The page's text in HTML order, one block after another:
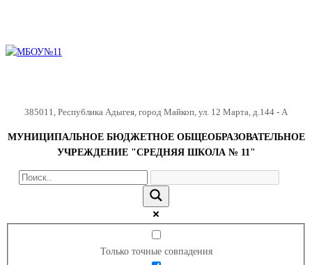
385011, Республика Адыгея, город Майкоп, ул. 12 Марта, д.144 - А
МУНИЦИПАЛЬНОЕ БЮДЖЕТНОЕ ОБЩЕОБРАЗОВАТЕЛЬНОЕ
УЧРЕЖДЕНИЕ "СРЕДНЯЯ ШКОЛА № 11"
Только точные совпадения